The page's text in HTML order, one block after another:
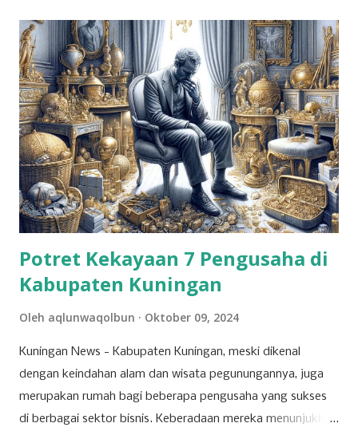
Potret Kekayaan 7 Pengusaha di
Kabupaten Kuningan
Oleh aqlunwaqolbun Oktober 09, 2024
Kuningan News - Kabupaten Kuningan, meski dikenal
dengan keindahan alam dan wisata pegunungannya, juga
merupakan rumah bagi beberapa pengusaha yang sukses
di berbagai sektor bisnis. Keberadaan mereka menunjukkan